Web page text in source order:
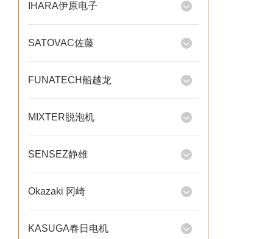
IHARA伊原电子
SATOVAC佐藤
FUNATECH船越龙
MIXTER脱泡机
SENSEZ静雄
Okazaki 冈崎
KASUGA春日电机